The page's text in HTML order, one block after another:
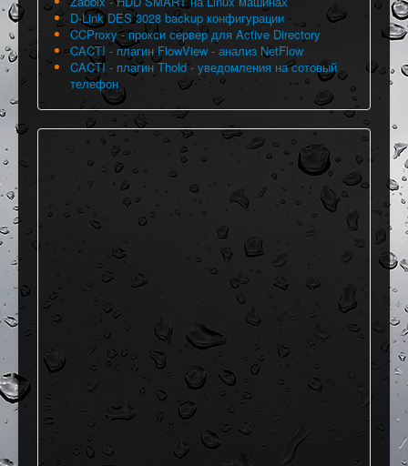
D-Link DES 3028 backup конфигурации
CCProxy - прокси сервер для Active Directory
CACTI - плагин FlowView - анализ NetFlow
CACTI - плагин Thold - уведомления на сотовый
телефон